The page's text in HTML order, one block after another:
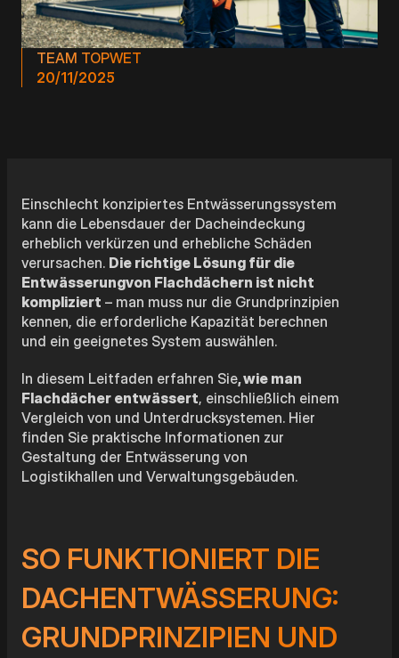
TEAM TOPWET
20/11/2025
Einschlecht konzipiertes Entwässerungssystem
kann die Lebensdauer der Dacheindeckung
erheblich verkürzen und erhebliche Schäden
verursachen. Die richtige Lösung für die
Entwässerungvon Flachdächern ist nicht
kompliziert – man muss nur die Grundprinzipien
kennen, die erforderliche Kapazität berechnen
und ein geeignetes System auswählen.
In diesem Leitfaden erfahren Sie, wie man
Flachdächer entwässert, einschließlich einem
Vergleich von und Unterdrucksystemen. Hier
finden Sie praktische Informationen zur
Gestaltung der Entwässerung von
Logistikhallen und Verwaltungsgebäuden.
SO FUNKTIONIERT DIE
DACHENTWÄSSERUNG:
GRUNDPRINZIPIEN UND